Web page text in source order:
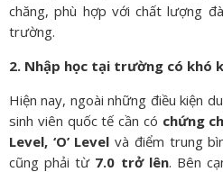
chăng, phù hợp với chất lượng
trường.
2. Nhập học tại trường có khó
Hiện nay, ngoài những điều kiện
sinh viên quốc tế cần có chứng
Level, ‘O’ Level và điểm trung
cũng phải từ 7.0 trở lên. Bên